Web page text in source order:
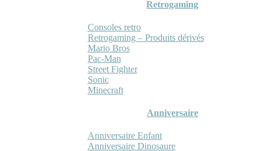
Retrogaming
Consoles retro
Retrogaming – Produits dérivés
Mario Bros
Pac-Man
Street Fighter
Sonic
Minecraft
Anniversaire
Anniversaire Enfant
Anniversaire Dinosaure